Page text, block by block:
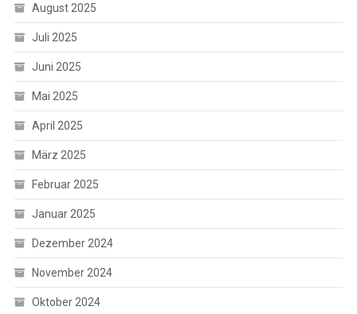
August 2025
Juli 2025
Juni 2025
Mai 2025
April 2025
März 2025
Februar 2025
Januar 2025
Dezember 2024
November 2024
Oktober 2024